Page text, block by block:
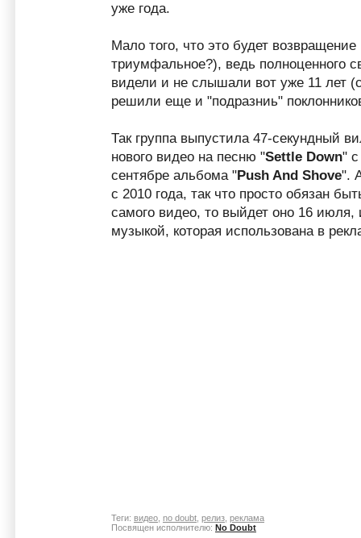
уже года.
Мало того, что это будет
триумфальное?), ведь полноценного
видели и не слышали вот уже 11 лет
решили еще и "подразниь"
Так группа выпустила 47-секундный
нового видео на песню "Settle Down" с
сентябре альбома "Push And Shove".
с 2010 года, так что просто обязан
самого видео, то выйдет оно 16 июля,
музыкой, которая использована в
Теги: видео no doubt релиз реклама
Посвящен исполнителю: No Doubt